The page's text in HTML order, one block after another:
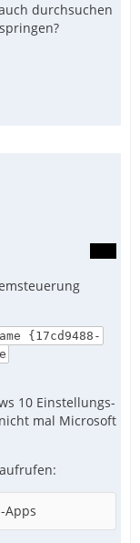
durchsuchen
{17cd9488-
10 Einstellungs-
mal Microsoft
Apps